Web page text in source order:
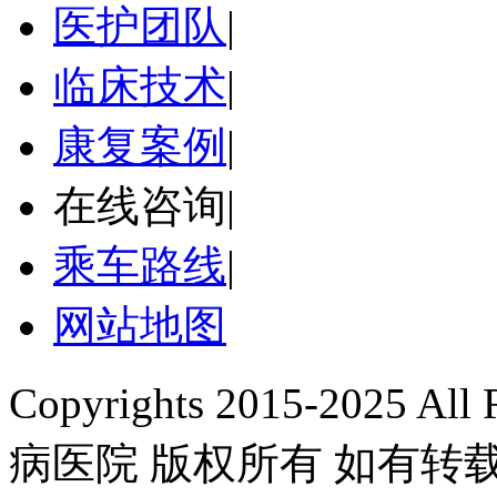
医护团队|
临床技术|
康复案例 |
在线咨询|
乘车路线|
网站地图
Copyrights 2015-2025 All
病医院 版权所有 如有转